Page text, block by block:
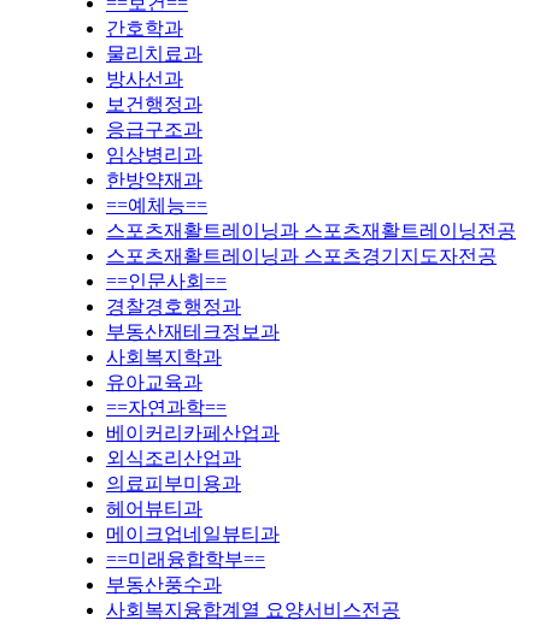
간호학과
물리치료과
방사선과
보건행정과
응급구조과
임상병리과
한방약재과
==예체능==
스포츠재활트레이닝과 스포츠재활트레이닝전공
스포츠재활트레이닝과 스포츠경기지도자전공
==인문사회==
경찰경호행정과
부동산재테크정보과
사회복지학과
유아교육과
==자연과학==
베이커리카페산업과
외식조리산업과
의료피부미용과
헤어뷰티과
메이크업네일뷰티과
==미래융합학부==
부동산풍수과
사회복지융합계열 요양서비스전공